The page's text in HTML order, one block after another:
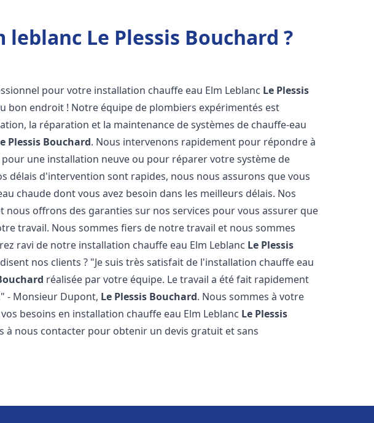
Le Plessis Bouchard ?
pour votre installation chauffe eau Elm Leblanc Le Plessis
bon endroit ! Notre équipe de plombiers expérimentés est
la réparation et la maintenance de systèmes de chauffe-eau
Plessis Bouchard. Nous intervenons rapidement pour répondre à
pour une installation neuve ou pour réparer votre système de
délais d'intervention sont rapides, nous nous assurons que vous
chaude dont vous avez besoin dans les meilleurs délais. Nos
offrons des garanties sur nos services pour vous assurer que
travail. Nous sommes fiers de notre travail et nous sommes
ravi de notre installation chauffe eau Elm Leblanc Le Plessis
nos clients ? "Je suis très satisfait de l'installation chauffe eau
réalisée par votre équipe. Le travail a été fait rapidement
- Monsieur Dupont, Le Plessis Bouchard. Nous sommes à votre
besoins en installation chauffe eau Elm Leblanc Le Plessis
à nous contacter pour obtenir un devis gratuit et sans